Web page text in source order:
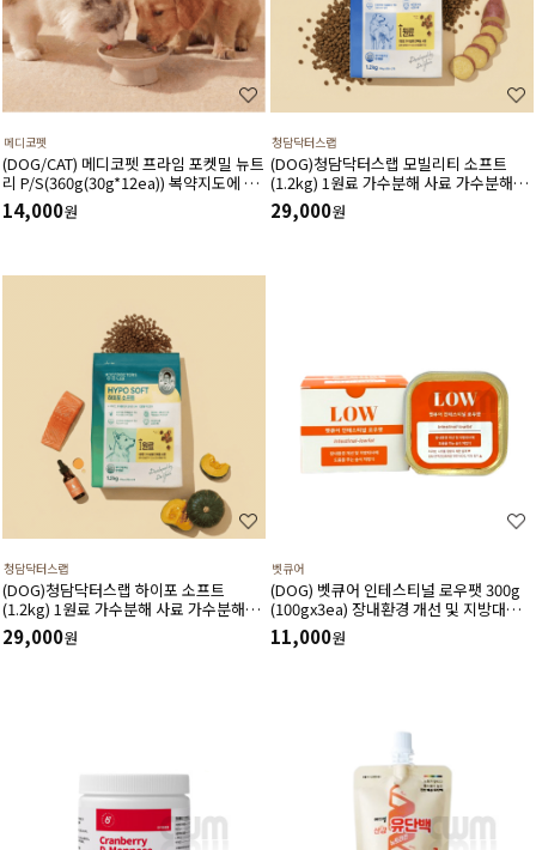
메디코펫
(DOG/CAT) 메디코펫 프라임 포켓밀 뉴트
리 P/S(360g(30g*12ea)) 복약지도에 도
움주는 가수분해 오리 처방캔
14,000원
청담닥터스랩
(DOG)청담닥터스랩 모빌리티 소프트
(1.2kg) 1원료 가수분해 사료 가수분해오
리 관절건강 장건강 긴장완화 부드러운식
감
29,000원
청담닥터스랩
(DOG)청담닥터스랩 하이포 소프트
(1.2kg) 1원료 가수분해 사료 가수분해연
어 피부와 피모건강에 도움 장건강 긴장완
화 부드러운식감
29,000원
벳큐어
(DOG) 벳큐어 인테스티널 로우팻 300g
(100gx3ea) 장내환경 개선 및 지방대사
에 도움을 주는 습식 처방식
11,000원